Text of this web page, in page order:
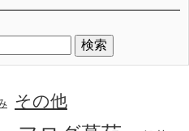
その他